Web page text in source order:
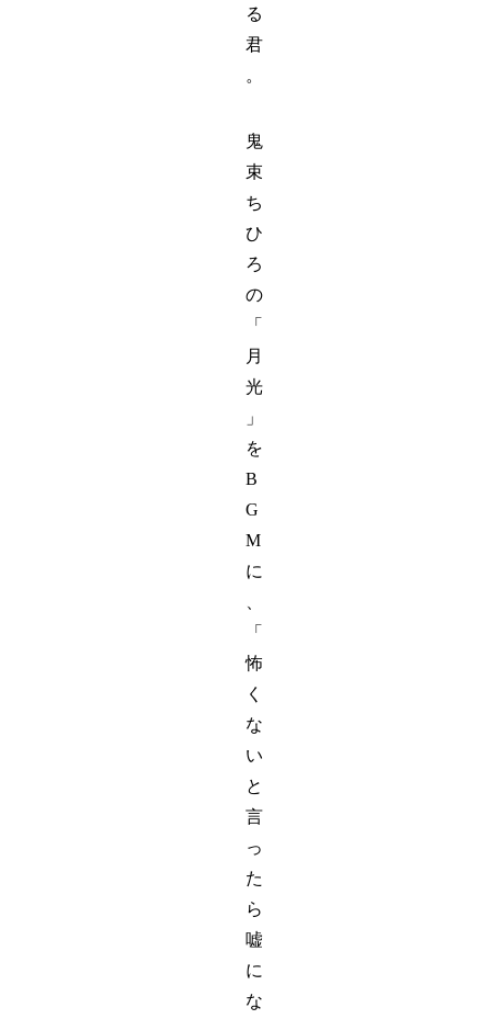
る
君
。
鬼
束
ち
ひ
ろ
の
「
月
光
」
を
B
G
M
に
「
怖
く
な
い
と
言
っ
た
ら
嘘
に
な